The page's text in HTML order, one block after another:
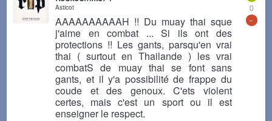
0
-
Asticot
AAAAAAAAAAH !! Du muay thai sque
j'aime en combat ... Si ils ont des
protections !! Les gants, parsqu'en vrai
thai ( surtout en Thailande ) les vrai
combatS de muay thai se font sans
gants, et il y'a possibilité de frappe du
coude et des genoux. C'ets violent
certes, mais c'est un sport ou il est
enseigner le respect.